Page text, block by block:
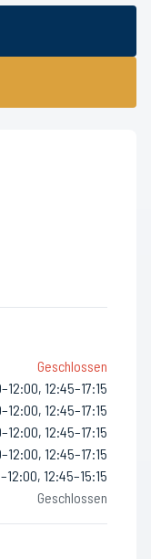
Geschlossen
12:45–17:15
12:45–17:15
12:45–17:15
12:45–17:15
12:45–15:15
Geschlossen